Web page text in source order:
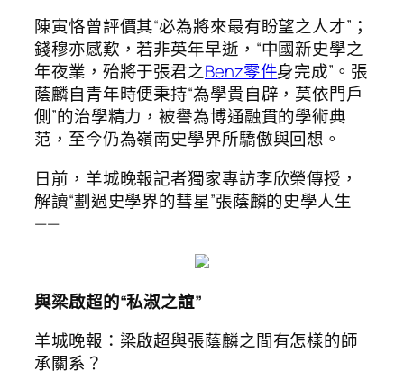
陳寅恪曾評價其“必為將來最有盼望之人才”；
錢穆亦感歎，若非英年早逝，“中國新史學之
年夜業，殆將于張君之Benz零件身完成”。張
蔭麟自青年時便秉持“為學貴自辟，莫依門戶
側”的治學精力，被譽為博通融貫的學術典
范，至今仍為嶺南史學界所驕傲與回想。
日前，羊城晚報記者獨家專訪李欣榮傳授，
解讀“劃過史學界的彗星”張蔭麟的史學人生
——
與梁啟超的“私淑之誼”
羊城晚報：梁啟超與張蔭麟之間有怎樣的師
承關系？